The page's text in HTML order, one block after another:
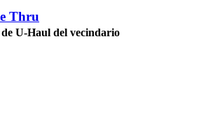
Thru
U-Haul del vecindario